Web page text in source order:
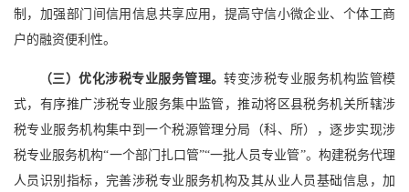
制，加强部门间信用信息共享应用，提高守信小微企业、个体工商
户的融资便利性。
（三）优化涉税专业服务管理。转变涉税专业服务机构监管模
式，有序推广涉税专业服务集中监管，推动将区县税务机关所辖涉
税专业服务机构集中到一个税源管理分局（科、所），逐步实现涉
税专业服务机构“一个部门扎口管”“一批人员专业管”。构建税务代理
人员识别指标，完善涉税专业服务机构及其从业人员基础信息，加